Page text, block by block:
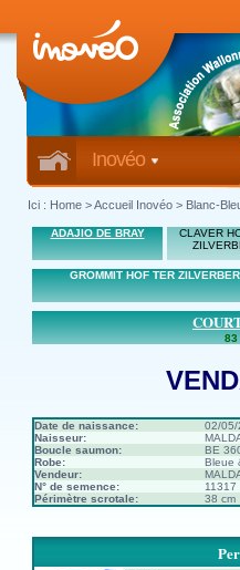
Inovéo
Ici : Home >Accueil Inovéo > Blanc-
ADAJIO DE BRAY
CLAVER
GROMMIT HOF TER
83
Date de naissance:
02/05/
Naisseur:
Boucle saumon:
BE
Robe:
Bleue
Vendeur:
N° de semence:
11317
Périmètre scrotale:
38 cm